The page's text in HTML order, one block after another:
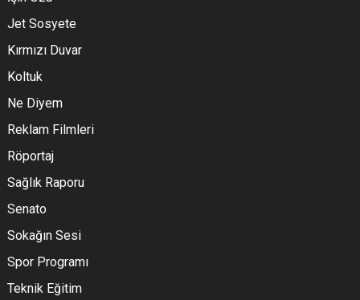
Jet Sosyete
Kırmızı Duvar
Koltuk
Ne Diyem
Reklam Filmleri
Röportaj
Sağlık Raporu
Senato
Sokağın Sesi
Spor Programı
Teknik Eğitim